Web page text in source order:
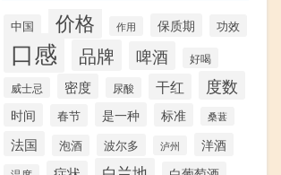
中国 价格 作用 保质期 功效
口感 品牌 啤酒
好喝
威士忌
密度 尿酸 干红 度数
时间 春节 是一种 标准 桑葚
法国 泡酒 波尔多 泸州 洋酒